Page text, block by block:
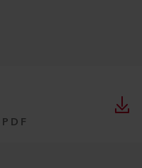
PDF